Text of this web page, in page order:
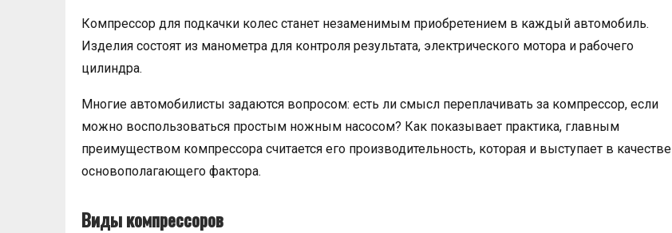
Компрессор для подкачки колес станет незаменимым приобретением в каждый автомобиль.
Изделия состоят из манометра для контроля результата, электрического мотора и рабочего
цилиндра.
Многие автомобилисты задаются вопросом: есть ли смысл переплачивать за компрессор, если
можно воспользоваться простым ножным насосом? Как показывает практика, главным
преимуществом компрессора считается его производительность, которая и выступает в качестве
основополагающего фактора.
Виды компрессоров